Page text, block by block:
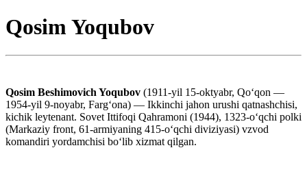
Qosim Yoqubov
Qosim Beshimovich Yoqubov (1911-yil 15-oktyabr, Qoʻqon —
1954-yil 9-noyabr, Fargʻona) — Ikkinchi jahon urushi qatnashchisi,
kichik leytenant. Sovet Ittifoqi Qahramoni (1944), 1323-oʻqchi polki
(Markaziy front, 61-armiyaning 415-oʻqchi diviziyasi) vzvod
komandiri yordamchisi boʻlib xizmat qilgan.